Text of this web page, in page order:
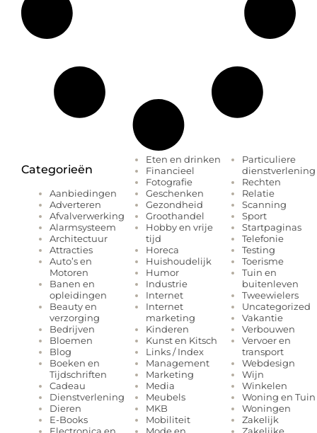
Categorieën
Aanbiedingen
Adverteren
Afvalverwerking
Alarmsysteem
Architectuur
Attracties
Auto’s en
Motoren
Banen en
opleidingen
Beauty en
verzorging
Bedrijven
Bloemen
Blog
Boeken en
Tijdschriften
Cadeau
Dienstverlening
Dieren
E-Books
Eten en drinken
Financieel
Fotografie
Geschenken
Gezondheid
Groothandel
Hobby en vrije
tijd
Horeca
Huishoudelijk
Humor
Industrie
Internet
Internet
marketing
Kinderen
Kunst en Kitsch
Links / Index
Management
Marketing
Media
Meubels
MKB
Mobiliteit
Particuliere
dienstverlening
Rechten
Relatie
Scanning
Sport
Startpaginas
Telefonie
Testing
Toerisme
Tuin en
buitenleven
Tweewielers
Uncategorized
Vakantie
Verbouwen
Vervoer en
transport
Webdesign
Wijn
Winkelen
Woning en Tuin
Woningen
Zakelijk